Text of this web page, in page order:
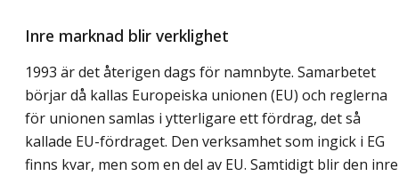
Inre marknad blir verklighet
1993 är det återigen dags för namnbyte. Samarbetet
börjar då kallas Europeiska unionen (EU) och reglerna
för unionen samlas i ytterligare ett fördrag, det så
kallade EU-fördraget. Den verksamhet som ingick i EG
finns kvar, men som en del av EU. Samtidigt blir den inre